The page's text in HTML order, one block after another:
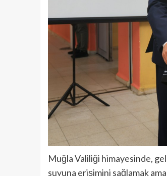
Muğla Valiliği himayesinde,
suyuna erişimini sağlamak